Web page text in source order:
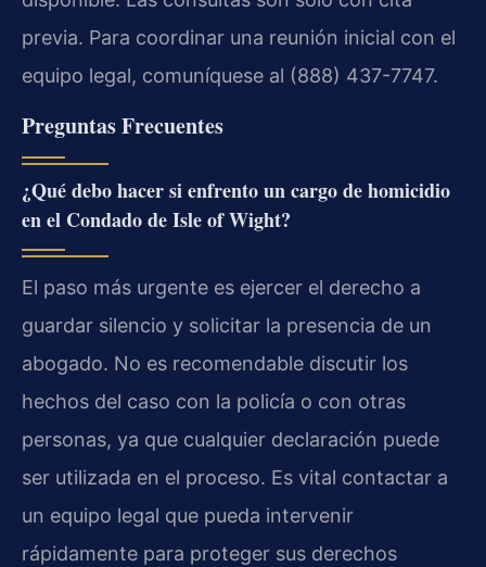
previa. Para coordinar una reunión inicial con el
equipo legal, comuníquese al (888) 437-7747.
Preguntas Frecuentes
¿Qué debo hacer si enfrento un cargo de homicidio
en el Condado de Isle of Wight?
El paso más urgente es ejercer el derecho a
guardar silencio y solicitar la presencia de un
abogado. No es recomendable discutir los
hechos del caso con la policía o con otras
personas, ya que cualquier declaración puede
ser utilizada en el proceso. Es vital contactar a
un equipo legal que pueda intervenir
rápidamente para proteger sus derechos